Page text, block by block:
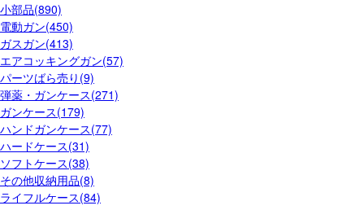
小部品(890)
電動ガン(450)
ガスガン(413)
エアコッキングガン(57)
パーツばら売り(9)
弾薬・ガンケース(271)
ガンケース(179)
ハンドガンケース(77)
ハードケース(31)
ソフトケース(38)
その他収納用品(8)
ライフルケース(84)